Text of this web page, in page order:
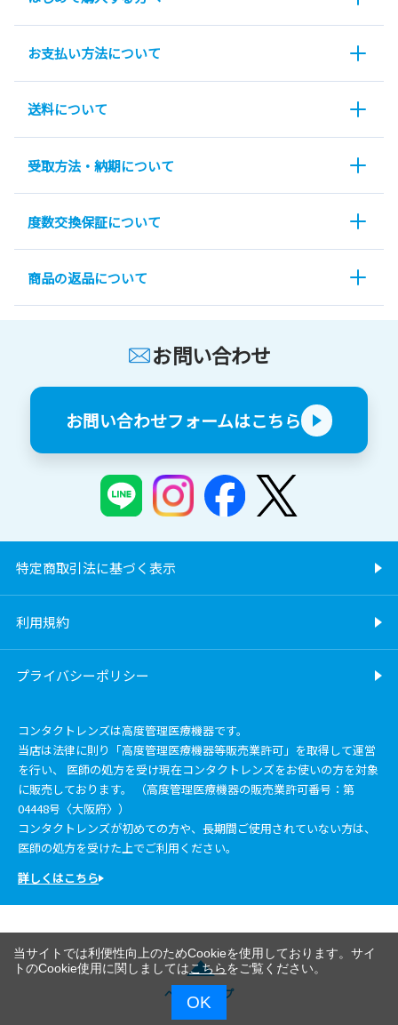
お支払い方法について
送料について
受取方法・納期について
度数交換保証について
商品の返品について
お問い合わせ
お問い合わせフォームはこちら
特定商取引法に基づく表示
利用規約
プライバシーポリシー
コンタクトレンズは高度管理医療機器です。
当店は法律に則り「高度管理医療機器等販売業許可」を取得して運営
を行い、 医師の処方を受け現在コンタクトレンズをお使いの方を対象
に販売しております。 （高度管理医療機器の販売業許可番号：第
04448号〈大阪府〉）
コンタクトレンズが初めての方や、長期間ご使用されていない方は、
医師の処方を受けた上でご利用ください。
詳しくはこちら
ページトップ
当サイトでは利便性向上のためCookieを使用しております。サイ
トのCookie使用に関しましてはこちらをご覧ください。
OK